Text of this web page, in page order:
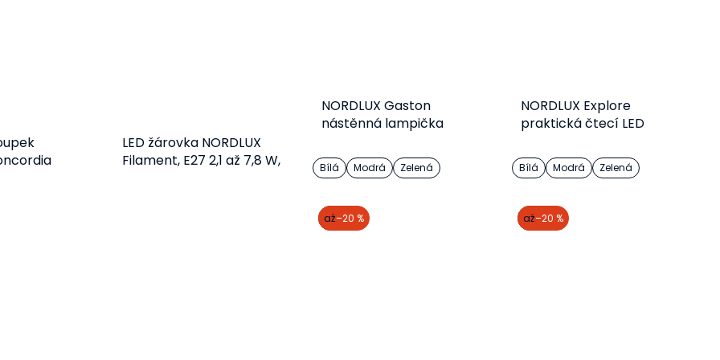
LED žárovka NORDLUX
Filament, E27 2,1 až 7,8 W,
NORDLUX Gaston
nástěnná lampička
Bílá Modrá Zelená
NORDLUX Explore
praktická čtecí LED
Bílá Modrá Zelená
akce
až–20 % akce
až–20 %